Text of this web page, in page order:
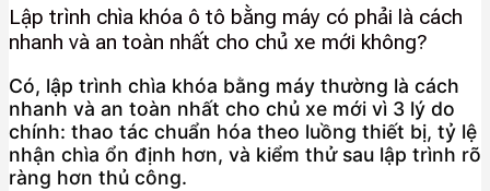
Lập trình chìa khóa ô tô bằng máy có phải là cách
nhanh và an toàn nhất cho chủ xe mới không?
Có, lập trình chìa khóa bằng máy thường là cách
nhanh và an toàn nhất cho chủ xe mới vì 3 lý do
chính: thao tác chuẩn hóa theo luồng thiết bị, tỷ lệ
nhận chìa ổn định hơn, và kiểm thử sau lập trình rõ
ràng hơn thủ công.